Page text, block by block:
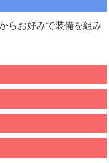
らお好みで装備を組み